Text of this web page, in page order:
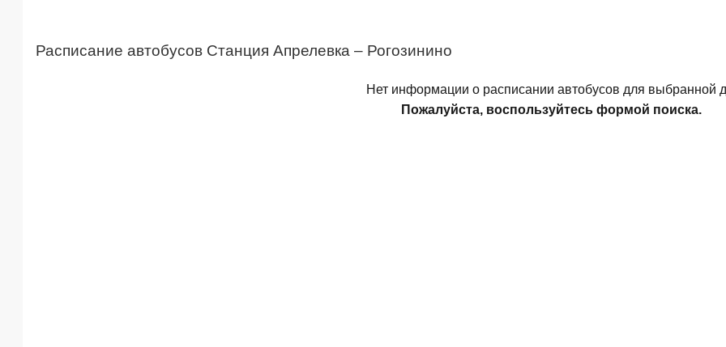
Расписание автобусов Станция Апрелевка – Рогозинино
Нет информации о расписании автобусов для выбранной
Пожалуйста, воспользуйтесь формой поиска.